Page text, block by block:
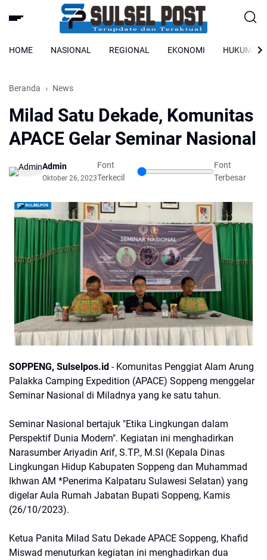
HOME NASIONAL REGIONAL EKONOMI HUKUM
Beranda News
Milad Satu Dekade, Komunitas
APACE Gelar Seminar Nasional
Admin
Oktober 26, 2023
Font
Terkecil
Font
Terbesar
SOPPENG, Sulselpos.id - Komunitas Penggiat Alam Arung
Palakka Camping Expedition (APACE) Soppeng menggelar
Seminar Nasional di Miladnya yang ke satu tahun.
Seminar Nasional bertajuk "Etika Lingkungan dalam
Perspektif Dunia Modern". Kegiatan ini menghadirkan
Narasumber Ariyadin Arif, S.TP., M.SI (Kepala Dinas
Lingkungan Hidup Kabupaten Soppeng dan Muhammad
Ikhwan AM *Penerima Kalpataru Sulawesi Selatan) yang
digelar Aula Rumah Jabatan Bupati Soppeng, Kamis
(26/10/2023).
Ketua Panita Milad Satu Dekade APACE Soppeng, Khafid
Miswad menuturkan kegiatan ini menghadirkan dua